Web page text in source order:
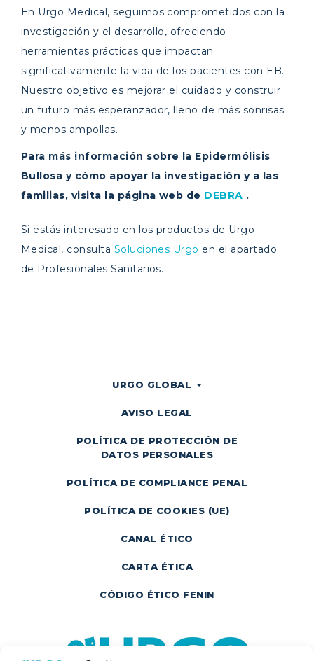
En Urgo Medical, seguimos comprometidos con la
investigación y el desarrollo, ofreciendo
herramientas prácticas que impactan
significativamente la vida de los pacientes con EB.
Nuestro objetivo es mejorar el cuidado y construir
un futuro más esperanzador, lleno de más sonrisas
y menos ampollas.
Para más información sobre la Epidermólisis
Bullosa y cómo apoyar la investigación y a las
familias, visita la página web de DEBRA .
Si estás interesado en los productos de Urgo
Medical, consulta Soluciones Urgo en el apartado
de Profesionales Sanitarios.
URGO GLOBAL
AVISO LEGAL
POLÍTICA DE PROTECCIÓN DE
DATOS PERSONALES
POLÍTICA DE COMPLIANCE PENAL
POLÍTICA DE COOKIES (UE)
CANAL ÉTICO
CARTA ÉTICA
CÓDIGO ÉTICO FENIN